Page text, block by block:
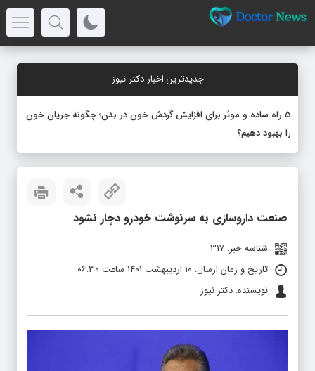
جدیدترین اخبار دکتر نیوز
۵ راه ساده و موثر برای افزایش گردش خون در بدن؛ چگونه جریان خون
را بهبود دهیم؟
صنعت داروسازی به سرنوشت خودرو دچار نشود
شناسه خبر: 317
تاریخ و زمان ارسال: ۱۰ اردیبهشت ۱۴۰۱ ساعت ۰۶:۳۰
نویسنده: دکتر نیوز